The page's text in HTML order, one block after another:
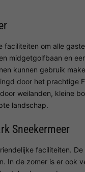
om alle
midgetgolfbaan en
kunnen gebruik
door het prachtige
weilanden, kleine
landschap.
Sneekermeer
faciliteiten.
In de zomer is er ook